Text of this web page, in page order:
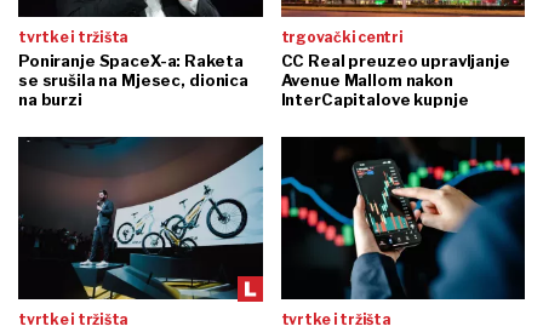
tvrtke i tržišta
Poniranje SpaceX-a: Raketa
se srušila na Mjesec, dionica
na burzi
trgovački centri
CC Real preuzeo upravljanje
Avenue Mallom nakon
InterCapitalove kupnje
tvrtke i tržišta tvrtke i tržišta